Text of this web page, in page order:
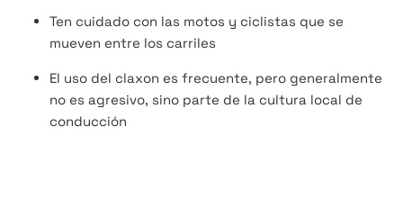
Ten cuidado con las motos y ciclistas que se
mueven entre los carriles
El uso del claxon es frecuente, pero generalmente
no es agresivo, sino parte de la cultura local de
conducción